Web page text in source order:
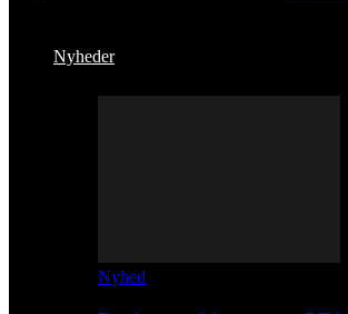
Nyheder
Nyhed